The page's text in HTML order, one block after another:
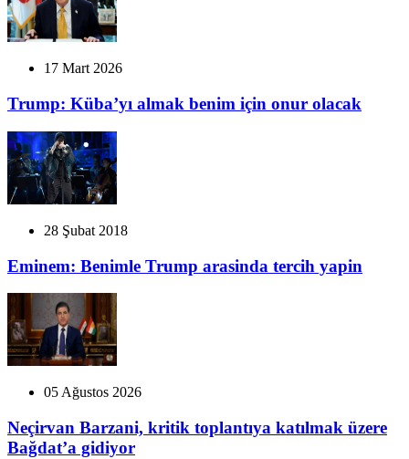
17 Mart 2026
Trump: Küba’yı almak benim için onur olacak
28 Şubat 2018
Eminem: Benimle Trump arasinda tercih yapin
05 Ağustos 2026
Neçirvan Barzani, kritik toplantıya katılmak üzere
Bağdat’a gidiyor